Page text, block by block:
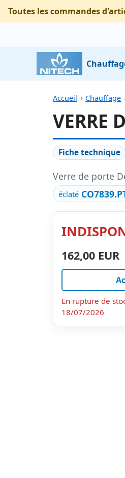
Toutes les commandes
Accueil Chauffage
VERRE
Fiche technique
Verre de porte
éclaté
162,00 EUR
En rupture de
18/07/2026